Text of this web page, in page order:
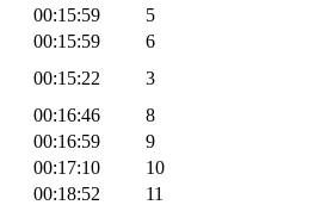
00:15:59
5
00:15:59
6
00:15:22
3
00:16:46
8
00:16:59
9
00:17:10
10
00:18:52
11